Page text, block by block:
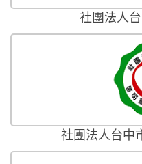
社團法人
社團法人台中